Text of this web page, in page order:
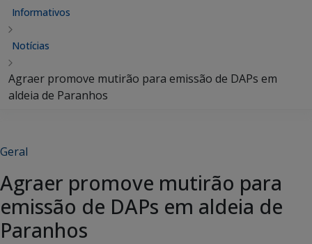
Informativos
Notícias
Agraer promove mutirão para emissão de DAPs em
aldeia de Paranhos
Geral
Agraer promove mutirão para
emissão de DAPs em aldeia de
Paranhos